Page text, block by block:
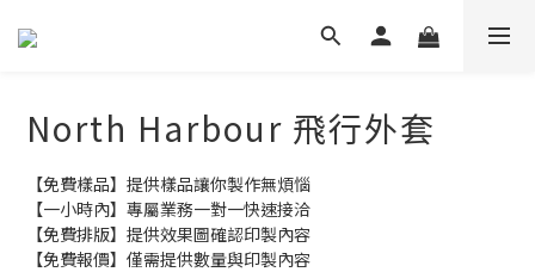
North Harbour 飛行外套
【免費樣品】提供樣品讓你製作無煩惱
【一小時內】專屬業務一對一快速接洽
【免費排版】提供效果圖確認印製內容
【免費報價】僅需提供數量與印製內容